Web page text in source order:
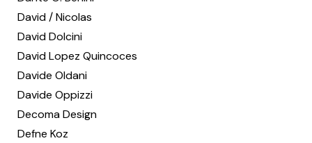
David / Nicolas
David Dolcini
David Lopez Quincoces
Davide Oldani
Davide Oppizzi
Decoma Design
Defne Koz